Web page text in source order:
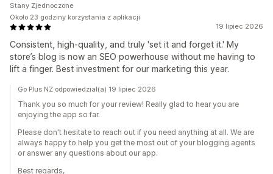
19 lipiec 2026
Consistent, high-quality, and truly 'set it and forget it.' My
store’s blog is now an SEO powerhouse without me having to
lift a finger. Best investment for our marketing this year.
Stany Zjednoczone
Około 23 godziny korzystania z aplikacji
Go Plus NZ odpowiedział(a) 19 lipiec 2026
Thank you so much for your review! Really glad to hear you are
enjoying the app so far.
Please don't hesitate to reach out if you need anything at all. We are
always happy to help you get the most out of your blogging agents
or answer any questions about our app.
Best regards,